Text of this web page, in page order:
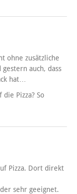
ohne zusätzliche
auch, dass
hat…
Pizza? So
Pizza. Dort direkt
sehr geeignet.